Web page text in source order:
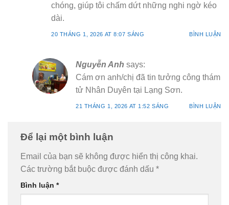
chóng, giúp tôi chấm dứt những nghi ngờ kéo
dài.
20 THÁNG 1, 2026 AT 8:07 SÁNG BÌNH LUẬN
Nguyễn Anh says:
Cám ơn anh/chị đã tin tưởng công thám
tử Nhân Duyên tại Lạng Sơn.
21 THÁNG 1, 2026 AT 1:52 SÁNG BÌNH LUẬN
Để lại một bình luận
Email của bạn sẽ không được hiển thị công khai.
Các trường bắt buộc được đánh dấu *
Bình luận *